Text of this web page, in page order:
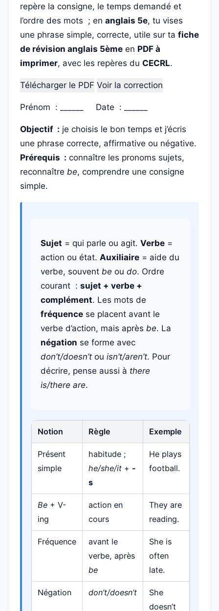
repère la consigne, le temps demandé et
l’ordre des mots ; en anglais 5e, tu vises
une phrase simple, correcte, utile sur ta fiche
de révision anglais 5ème en PDF à
imprimer, avec les repères du CECRL.
Télécharger le PDF Voir la correction
Prénom : ______ Date : ______
Objectif : je choisis le bon temps et j’écris
une phrase correcte, affirmative ou négative.
Prérequis : connaître les pronoms sujets,
reconnaître be, comprendre une consigne
simple.
Sujet = qui parle ou agit. Verbe =
action ou état. Auxiliaire = aide du
verbe, souvent be ou do. Ordre
courant : sujet + verbe +
complément. Les mots de
fréquence se placent avant le
verbe d’action, mais après be. La
négation se forme avec
don’t/doesn’t ou isn’t/aren’t. Pour
décrire, pense aussi à there
is/there are.
Notion Règle Exemple
Présent
simple
habitude ;
he/she/it + -
s
He plays
football.
Be + V-
ing
action en
cours
They are
reading.
Fréquence
avant le
verbe, après
be
She is
often
late.
Négation don’t/doesn’t
She
doesn’t